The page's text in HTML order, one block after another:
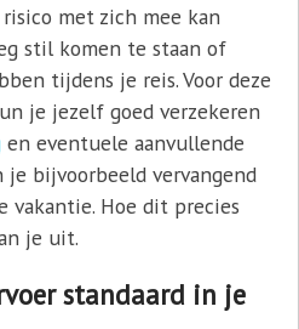
met zich mee kan
stil komen te staan of
tijdens je reis. Voor deze
je jezelf goed verzekeren
en eventuele aanvullende
bijvoorbeeld vervangend
vakantie. Hoe dit precies
je uit.
standaard in je